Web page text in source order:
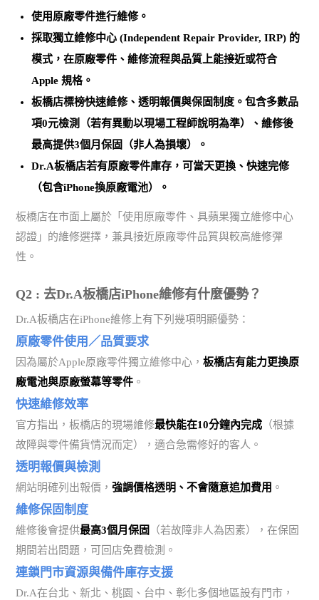
使用原廠零件進行維修。
採取獨立維修中心 (Independent Repair Provider, IRP) 的
模式，在原廠零件、維修流程與品質上能接近或符合
Apple 規格。
板橋店標榜快速維修、透明報價與保固制度 。包含多數品
項0元檢測（若有異動以現場工程師說明為準）、維修後
最高提供3個月保固（非人為損壞）。
Dr.A板橋店若有原廠零件庫存，可當天更換、快速完修
（包含iPhone換原廠電池）。
板橋店在市面上屬於「使用原廠零件、具蘋果獨立維修中心
認證」的維修選擇，兼具接近原廠零件品質與較高維修彈
性。
Q2 : 去Dr.A板橋店iPhone維修有什麼優勢？
Dr.A板橋店在iPhone維修上有下列幾項明顯優勢：
原廠零件使用／品質要求
因為屬於Apple原廠零件獨立維修中心，板橋店有能力更換原
廠電池與原廠螢幕等零件 。
快速維修效率
官方指出，板橋店的現場維修最快能在10分鐘內完成 （根據
故障與零件備貨情況而定），適合急需修好的客人。
透明報價與檢測
網站明確列出報價，強調價格透明、不會隨意追加費用 。
維修保固制度
維修後會提供最高3個月保固
（若故障非人為因素），在保固
期間若出問題，可回店免費檢測。
連鎖門市資源與備件庫存支援
Dr.A在台北、新北、桃園、台中、彰化多個地區設有門市，